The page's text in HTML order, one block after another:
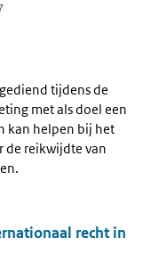
tijdens de
met als doel een
kan helpen bij het
de reikwijdte van
recht in